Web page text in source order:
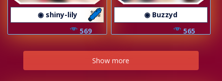
◉ shiny-lily
569
◉ Buzzyd
565
Show more